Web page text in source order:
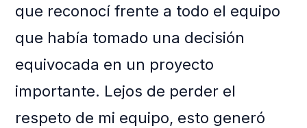
que reconocí frente a todo el equipo
que había tomado una decisión
equivocada en un proyecto
importante. Lejos de perder el
respeto de mi equipo, esto generó